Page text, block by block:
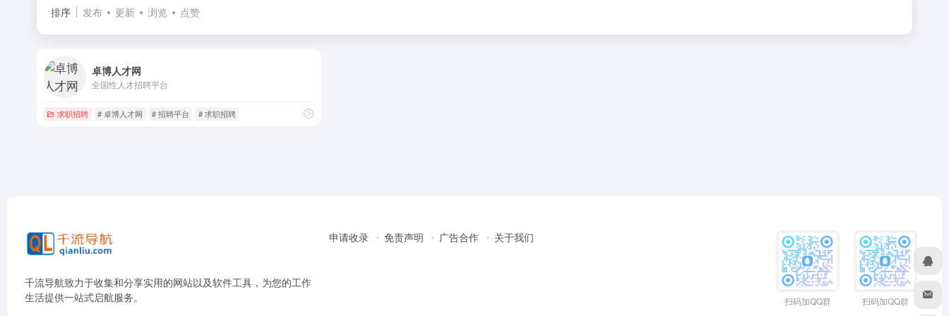
排序 发布 更新 浏览 点赞
卓博人才网
全国性人才招聘平台
求职招聘 # 卓博人才网 # 招聘平台 # 求职招聘
千流导航致力于收集和分享实用的网站以及软件工具，为您的工作
生活提供一站式启航服务。
申请收录 免责声明 广告合作 关于我们
扫码加QQ群 扫码加QQ群